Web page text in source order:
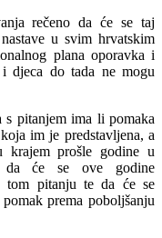
rečeno da će se taj
u svim hrvatskim
plana oporavka i
djeca do tada ne mogu
s pitanjem ima li pomaka
im je predstavljena, a
krajem prošle godine u
da će se ove godine
tom pitanju te da će se
prema poboljšanju